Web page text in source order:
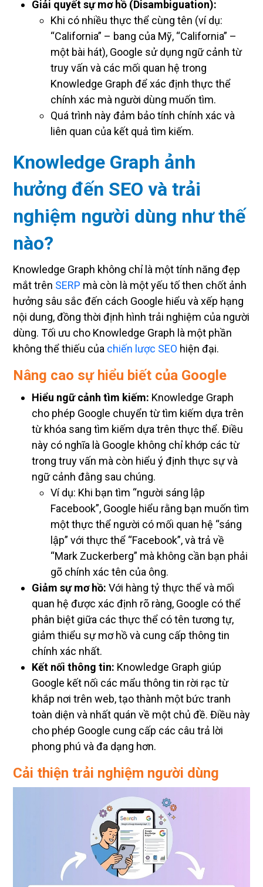
Giải quyết sự mơ hồ (Disambiguation):
Khi có nhiều thực thể cùng tên (ví dụ:
“California” – bang của Mỹ, “California” –
một bài hát), Google sử dụng ngữ cảnh từ
truy vấn và các mối quan hệ trong
Knowledge Graph để xác định thực thể
chính xác mà người dùng muốn tìm.
Quá trình này đảm bảo tính chính xác và
liên quan của kết quả tìm kiếm.
Knowledge Graph ảnh
hưởng đến SEO và trải
nghiệm người dùng như thế
nào?
Knowledge Graph không chỉ là một tính năng đẹp
mắt trên SERP mà còn là một yếu tố then chốt ảnh
hưởng sâu sắc đến cách Google hiểu và xếp hạng
nội dung, đồng thời định hình trải nghiệm của người
dùng. Tối ưu cho Knowledge Graph là một phần
không thể thiếu của chiến lược SEO hiện đại.
Nâng cao sự hiểu biết của Google
Hiểu ngữ cảnh tìm kiếm: Knowledge Graph
cho phép Google chuyển từ tìm kiếm dựa trên
từ khóa sang tìm kiếm dựa trên thực thể. Điều
này có nghĩa là Google không chỉ khớp các từ
trong truy vấn mà còn hiểu ý định thực sự và
ngữ cảnh đằng sau chúng.
Ví dụ: Khi bạn tìm “người sáng lập
Facebook”, Google hiểu rằng bạn muốn tìm
một thực thể người có mối quan hệ “sáng
lập” với thực thể “Facebook”, và trả về
“Mark Zuckerberg” mà không cần bạn phải
gõ chính xác tên của ông.
Giảm sự mơ hồ: Với hàng tỷ thực thể và mối
quan hệ được xác định rõ ràng, Google có thể
phân biệt giữa các thực thể có tên tương tự,
giảm thiểu sự mơ hồ và cung cấp thông tin
chính xác nhất.
Kết nối thông tin: Knowledge Graph giúp
Google kết nối các mẩu thông tin rời rạc từ
khắp nơi trên web, tạo thành một bức tranh
toàn diện và nhất quán về một chủ đề. Điều này
cho phép Google cung cấp các câu trả lời
phong phú và đa dạng hơn.
Cải thiện trải nghiệm người dùng